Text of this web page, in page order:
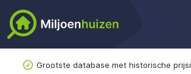
Grootste database met historische